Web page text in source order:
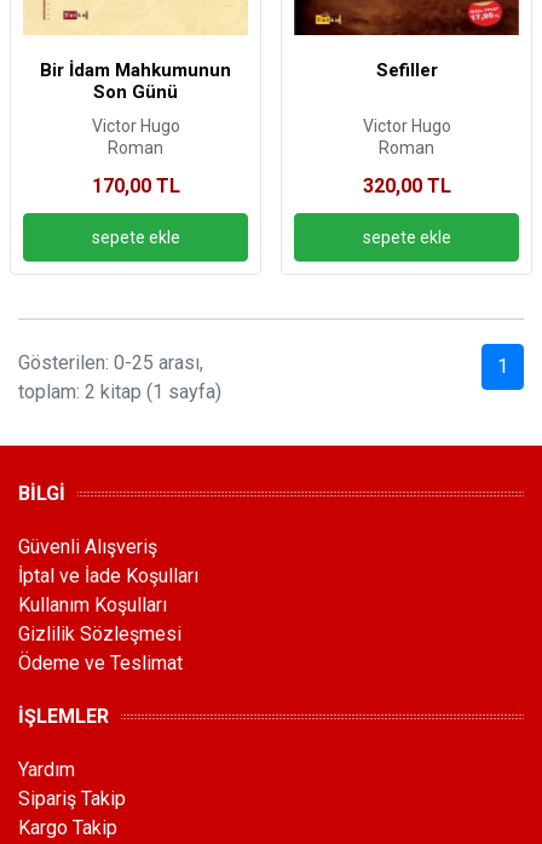
Bir İdam Mahkumunun
Son Günü
Victor Hugo
Roman
170,00 TL
Sefiller
Victor Hugo
Roman
320,00 TL
Gösterilen: 0-25 arası,
toplam: 2 kitap (1 sayfa)
1
BİLGİ
Güvenli Alışveriş
İptal ve İade Koşulları
Kullanım Koşulları
Gizlilik Sözleşmesi
Ödeme ve Teslimat
İŞLEMLER
Yardım
Sipariş Takip
Kargo Takip